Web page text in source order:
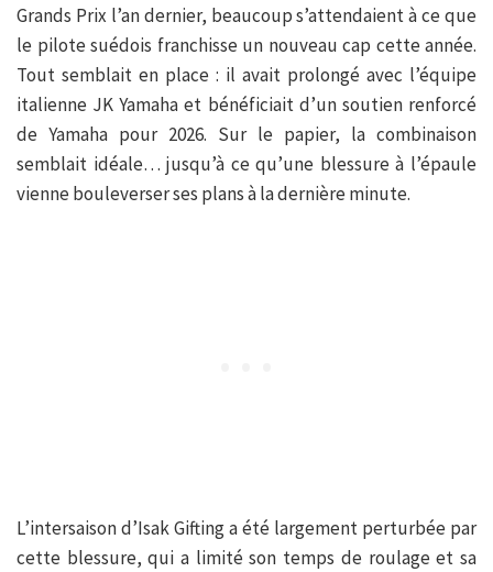
Grands Prix l’an dernier, beaucoup s’attendaient à ce que
le pilote suédois franchisse un nouveau cap cette année.
Tout semblait en place : il avait prolongé avec l’équipe
italienne JK Yamaha et bénéficiait d’un soutien renforcé
de Yamaha pour 2026. Sur le papier, la combinaison
semblait idéale… jusqu’à ce qu’une blessure à l’épaule
vienne bouleverser ses plans à la dernière minute.
L’intersaison d’Isak Gifting a été largement perturbée par
cette blessure, qui a limité son temps de roulage et sa